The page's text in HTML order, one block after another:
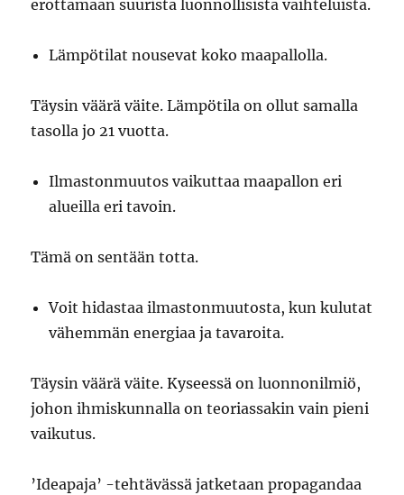
erottamaan suurista luonnollisista vaihteluista.
Lämpötilat nousevat koko maapallolla.
Täysin väärä väite. Lämpötila on ollut samalla
tasolla jo 21 vuotta.
Ilmastonmuutos vaikuttaa maapallon eri
alueilla eri tavoin.
Tämä on sentään totta.
Voit hidastaa ilmastonmuutosta, kun kulutat
vähemmän energiaa ja tavaroita.
Täysin väärä väite. Kyseessä on luonnonilmiö,
johon ihmiskunnalla on teoriassakin vain pieni
vaikutus.
’Ideapaja’ -tehtävässä jatketaan propagandaa